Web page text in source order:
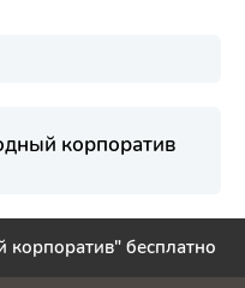
корпоратив
бесплатно